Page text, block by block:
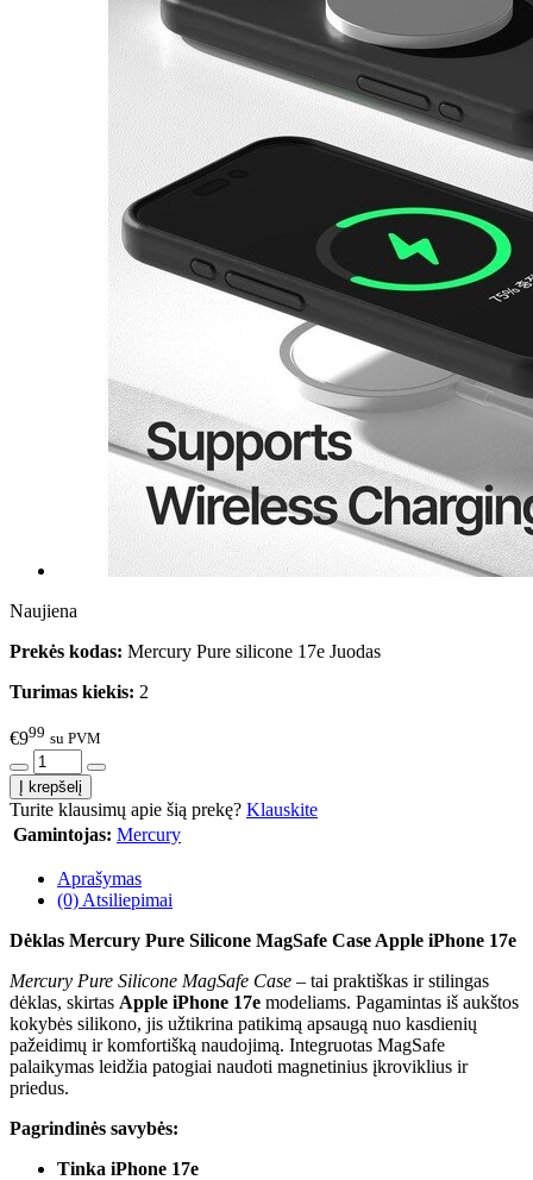
Naujiena
Prekės kodas: Mercury Pure silicone 17e Juodas
Turimas kiekis: 2
€999 su PVM
Turite klausimų apie šią prekę? Klauskite
Gamintojas: Mercury
Aprašymas
(0) Atsiliepimai
Dėklas Mercury Pure Silicone MagSafe Case Apple iPhone 17e
Mercury Pure Silicone MagSafe Case – tai praktiškas ir stilingas
dėklas, skirtas Apple iPhone 17e modeliams. Pagamintas iš aukštos
kokybės silikono, jis užtikrina patikimą apsaugą nuo kasdienių
pažeidimų ir komfortišką naudojimą. Integruotas MagSafe
palaikymas leidžia patogiai naudoti magnetinius įkroviklius ir
priedus.
Pagrindinės savybės:
Tinka iPhone 17e